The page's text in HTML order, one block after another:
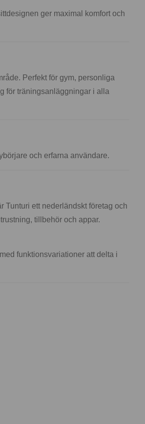
ger maximal komfort och
Perfekt för gym, personliga
för träningsanläggningar i alla
och erfarna användare.
Tunturi ett nederländskt företag och
tillbehör och appar.
funktionsvariationer att delta i